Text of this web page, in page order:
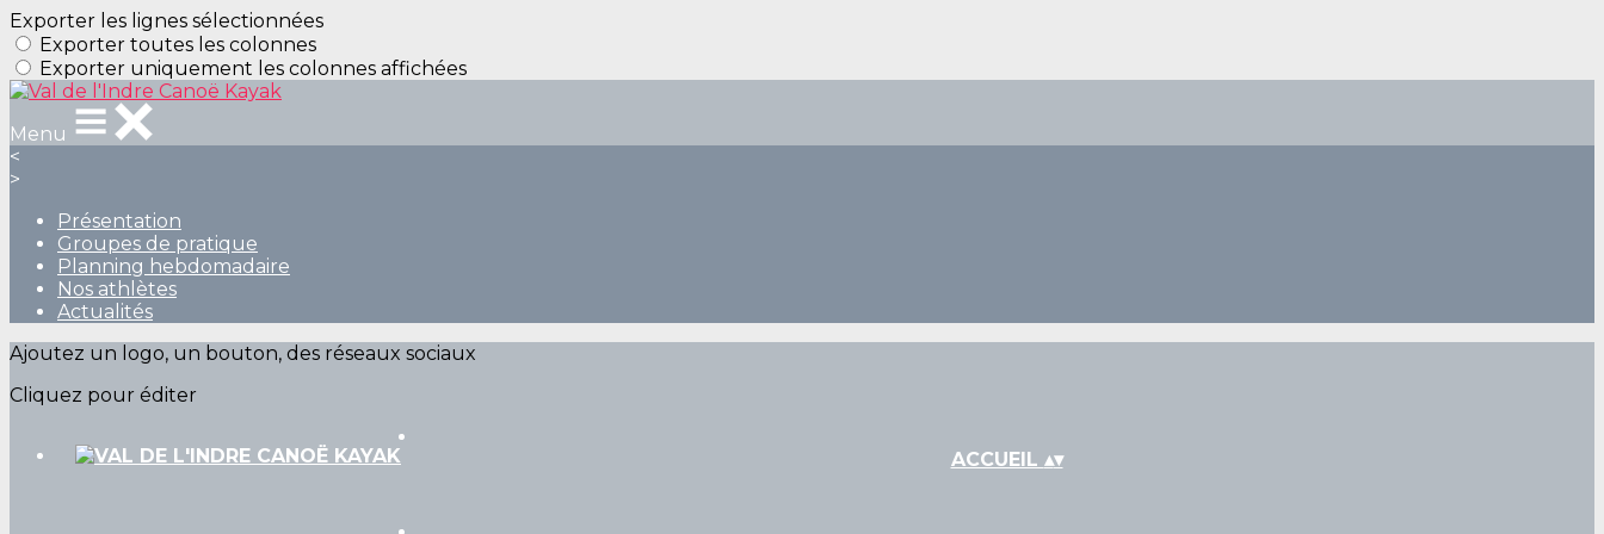
Exporter les lignes sélectionnées
Exporter toutes les colonnes
Exporter uniquement les colonnes affichées
Menu
<
>
Présentation
Groupes de pratique
Planning hebdomadaire
Nos athlètes
Actualités
Ajoutez un logo, un bouton, des réseaux sociaux
Cliquez pour éditer
ACCUEIL ▴▾